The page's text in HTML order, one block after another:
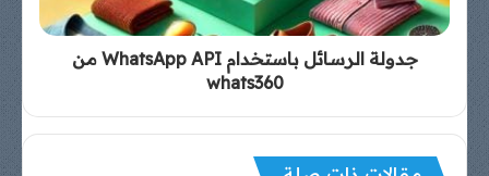
جدولة الرسائل باستخدام WhatsApp API من
whats360